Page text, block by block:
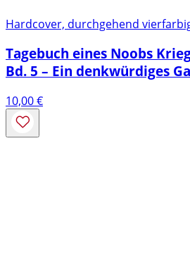
Hardcover, durchgehend
Tagebuch eines Noobs
Bd. 5 – Ein denkwürdiges
10,00€